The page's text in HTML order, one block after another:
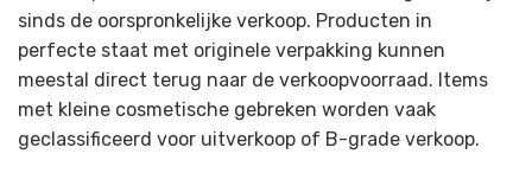
sinds de oorspronkelijke verkoop. Producten in
perfecte staat met originele verpakking kunnen
meestal direct terug naar de verkoopvoorraad. Items
met kleine cosmetische gebreken worden vaak
geclassificeerd voor uitverkoop of B-grade verkoop.